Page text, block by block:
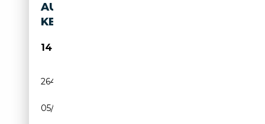
AUTOMATIK,SSD,H-
KENNZEICHEN
14 988€
264 080 km
05/1988